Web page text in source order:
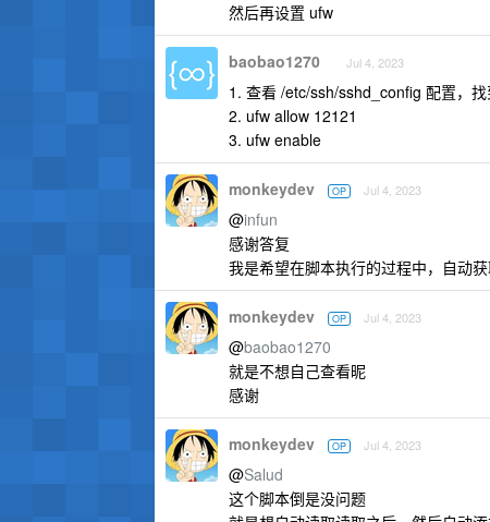
然后再设置 ufw
baobao1270 Jul 4, 2023
1. 查看 /etc/ssh/sshd_config 配置，
2. ufw allow 12121
3. ufw enable
monkeydev OP Jul 4, 2023
@infun
感谢答复
我是希望在脚本执行的过程中，自动
monkeydev OP Jul 4, 2023
@baobao1270
就是不想自己查看昵
感谢
monkeydev OP Jul 4, 2023
@Salud
这个脚本倒是没问题